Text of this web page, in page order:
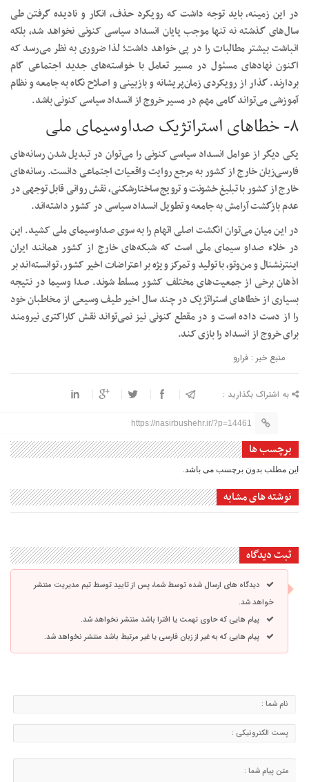
در این زمینه، باید توجه داشت که رویکرد حذف، انکار و نادیده گرفتن طی
سال‌های گذشته نه تنها موجب پایان انسداد سیاسی کنونی نخواهد شد، بلکه
انباشت بیشتر مطالبات را در پی خواهد داشت؛ لذا ضروری به نظر می‌رسد که
اکنون نهاد‌های مسئول در مسیر تعامل با خواسته‌های جدید اجتماعی گام
بردارند. گذار از رویکردی زمان‌پریشانه و بازبینی و اصلاح نگاه به جامعه و نظام
آموزشی می‌تواند گامی مهم در مسیر خروج از انسداد سیاسی کنونی باشد.
۸- خطا‌های استراتژیک صداوسیمای ملی
یکی دیگر از عوامل انسداد سیاسی کنونی را می‌توان در تبدیل شدن رسانه‌های
فارسی‌زبان خارج از کشور به مرجع روایت واقعیات اجتماعی دانست. رسانه‌های
خارج از کشور با تبلیغ خشونت و ترویج ساختارشکنی، نقش روانی قابل توجهی در
عدم بازگشت آرامش به جامعه و تطویل انسداد سیاسی در کشور داشته‌اند.
در این میان می‌توان انگشت اصلی اتهام را به سوی صداوسیمای ملی کشید. این
در خلاء صداو سیمای ملی است که شبکه‌های خارج از کشور همانند ایران
اینترنشنال و من‌وتو، با تولید و تمرکز ویژه بر اعتراضات اخیر کشور، توانسته‌اند بر
اذهان برخی از جمعیت‌های مختلف کشور مسلط شوند. صدا وسیما در نتیجه
بسیاری از خطا‌های استراتژیک در چند سال اخیر طیف وسیعی از مخاطبان خود
را از دست داده است و در مقطع کنونی نیز نمی‌تواند نقش کاراکتری نیرومند
برای خروج از انسداد را بازی کند.
منبع خبر : فرارو
به اشتراک بگذارید :
https://nasirbushehr.ir/?p=14461
برچسب ها
این مطلب بدون برچسب می باشد.
نوشته های مشابه
ثبت دیدگاه
دیدگاه های ارسال شده توسط شما، پس از تایید توسط تیم مدیریت منتشر
خواهد شد.
پیام هایی که حاوی تهمت یا افترا باشد منتشر نخواهد شد.
پیام هایی که به غیر از زبان فارسی یا غیر مرتبط باشد منتشر نخواهد شد.